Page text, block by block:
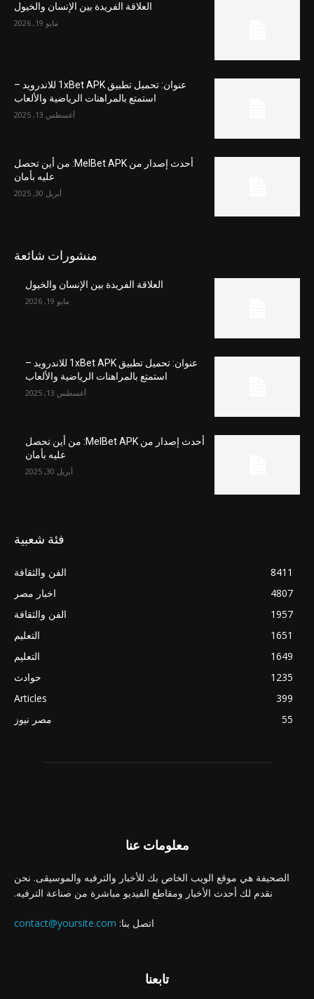
العلاقة الفريدة بين الإنسان والخيول
مايو 19, 2026
عنوان: تحميل تطبيق 1xBet APK للاندرويد –
استمتع بالمراهنات الرياضية والألعاب
أغسطس 13, 2025
أحدث إصدار من MelBet APK: من أين تحصل
عليه بأمان
أبريل 30, 2025
منشورات شائعة
العلاقة الفريدة بين الإنسان والخيول
مايو 19, 2026
عنوان: تحميل تطبيق 1xBet APK للاندرويد –
استمتع بالمراهنات الرياضية والألعاب
أغسطس 13, 2025
أحدث إصدار من MelBet APK: من أين تحصل
عليه بأمان
أبريل 30, 2025
فئة شعبية
الفن والثقافة
8411
اخبار مصر
4807
الفن والثقافة
1957
التعليم
1651
التعليم
1649
حوادث
1235
Articles
399
مصر نيوز
55
معلومات عنا
الصحيفة هي موقع الويب الخاص بك للأخبار والترفيه والموسيقى. نحن
نقدم لك أحدث الأخبار ومقاطع الفيديو مباشرة من صناعة الترفيه.
اتصل بنا: contact@yoursite.com
تابعنا